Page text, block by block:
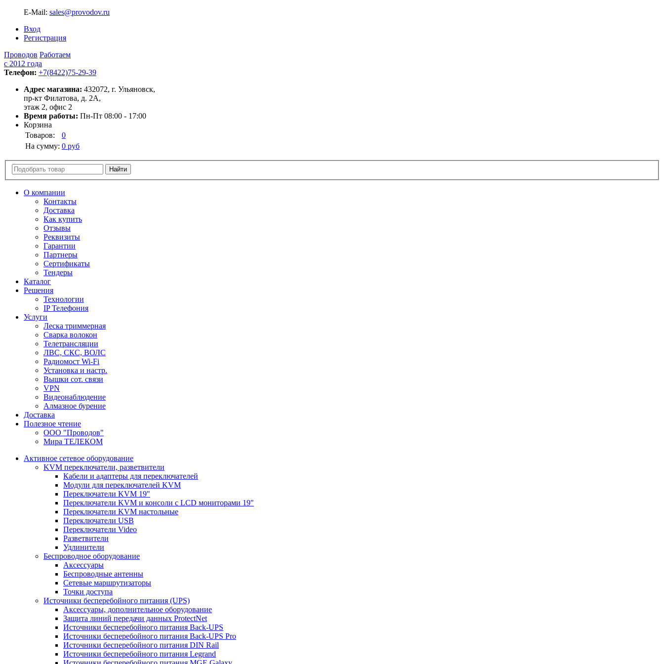
E-Mail: sales@provodov.ru
Вход
Регистрация
Проводов Работаем
с 2012 года
Телефон: +7(8422)75-29-39
Адрес магазина: 432072, г. Ульяновск,
пр-кт Филатова, д. 2А,
этаж 2, офис 2
Время работы: Пн-Пт 08:00 - 17:00
Корзина
Товаров:
0
На сумму: 0 руб
О компании
Контакты
Доставка
Как купить
Отзывы
Реквизиты
Гарантии
Партнеры
Сертификаты
Тендеры
Каталог
Решения
Технологии
IP Телефония
Услуги
Леска триммерная
Сварка волокон
Телетрансляции
ЛВС, СКС, ВОЛС
Радиомост Wi-Fi
Установка и настр.
Вышки сот. связи
VPN
Видеонаблюдение
Алмазное бурение
Доставка
Полезное чтение
ООО "Проводов"
Мира ТЕЛЕКОМ
Активное сетевое оборудование
KVM переключатели, разветвители
Кабели и адаптеры для переключателей
Модули для переключателей KVM
Переключатели KVM 19"
Переключатели KVM и консоли с LCD мониторами 19"
Переключатели KVM настольные
Переключатели USB
Переключатели Video
Разветвители
Удлинители
Беспроводное оборудование
Аксессуары
Беспроводные антенны
Сетевые маршрутизаторы
Точки доступа
Источники бесперебойного питания (UPS)
Аксессуары, дополнительное оборудование
Защита линий передачи данных ProtectNet
Источники бесперебойного питания Back-UPS
Источники бесперебойного питания Back-UPS Pro
Источники бесперебойного питания DIN Rail
Источники бесперебойного питания Legrand